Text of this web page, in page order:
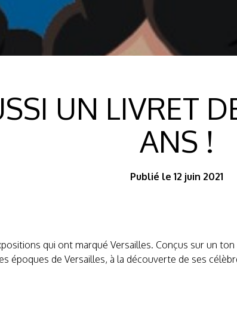
UN LIVRET
ANS !
Publié le 12 juin 2021
qui ont marqué Versailles. Conçus sur un
époques de Versailles, à la découverte de ses